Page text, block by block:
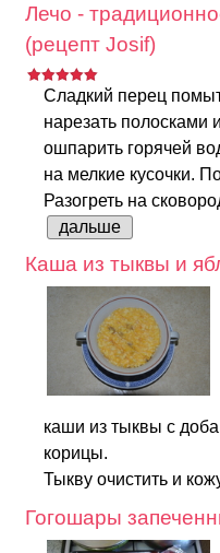
Лечо -
(рецепт Josif)
Сладкий перец
нарезать
ошпарить горячей
на мелкие кусочки.
Разогреть на
дальше
Каша из тыквы и
каши из тыквы с
корицы.
Тыкву очистить и
Гогошары